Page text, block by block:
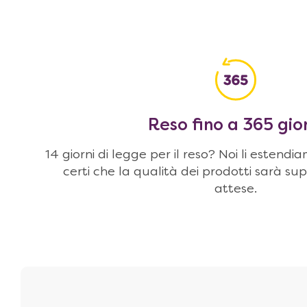
Reso fino a 365
14 giorni di legge per il reso? Noi li
certi che la qualità dei prodotti sarà
attese.